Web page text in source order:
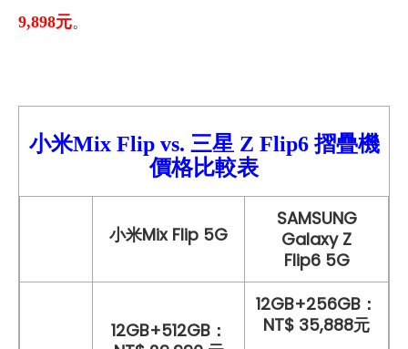
9,898元。
小米Mix Flip vs. 三星 Z Flip6 摺疊機
價格比較表
小米Mix Flip 5G
SAMSUNG
Galaxy Z
Flip6 5G
12GB+512GB：
12GB+256GB：
NT$ 35,888元